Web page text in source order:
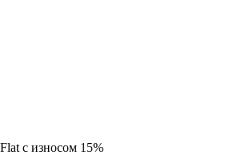
с износом 15%